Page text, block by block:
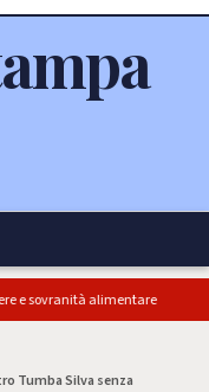
e sovranità alimentare
Tumba Silva senza